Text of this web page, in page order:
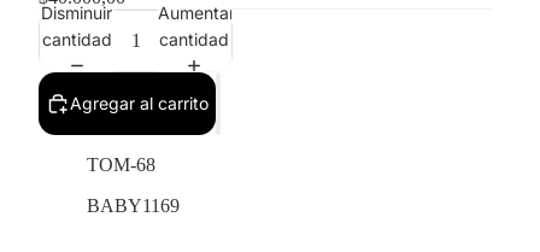
Disminuir
cantidad
Aumentar
cantidad
Agregar al carrito
TOM-68
BABY1169